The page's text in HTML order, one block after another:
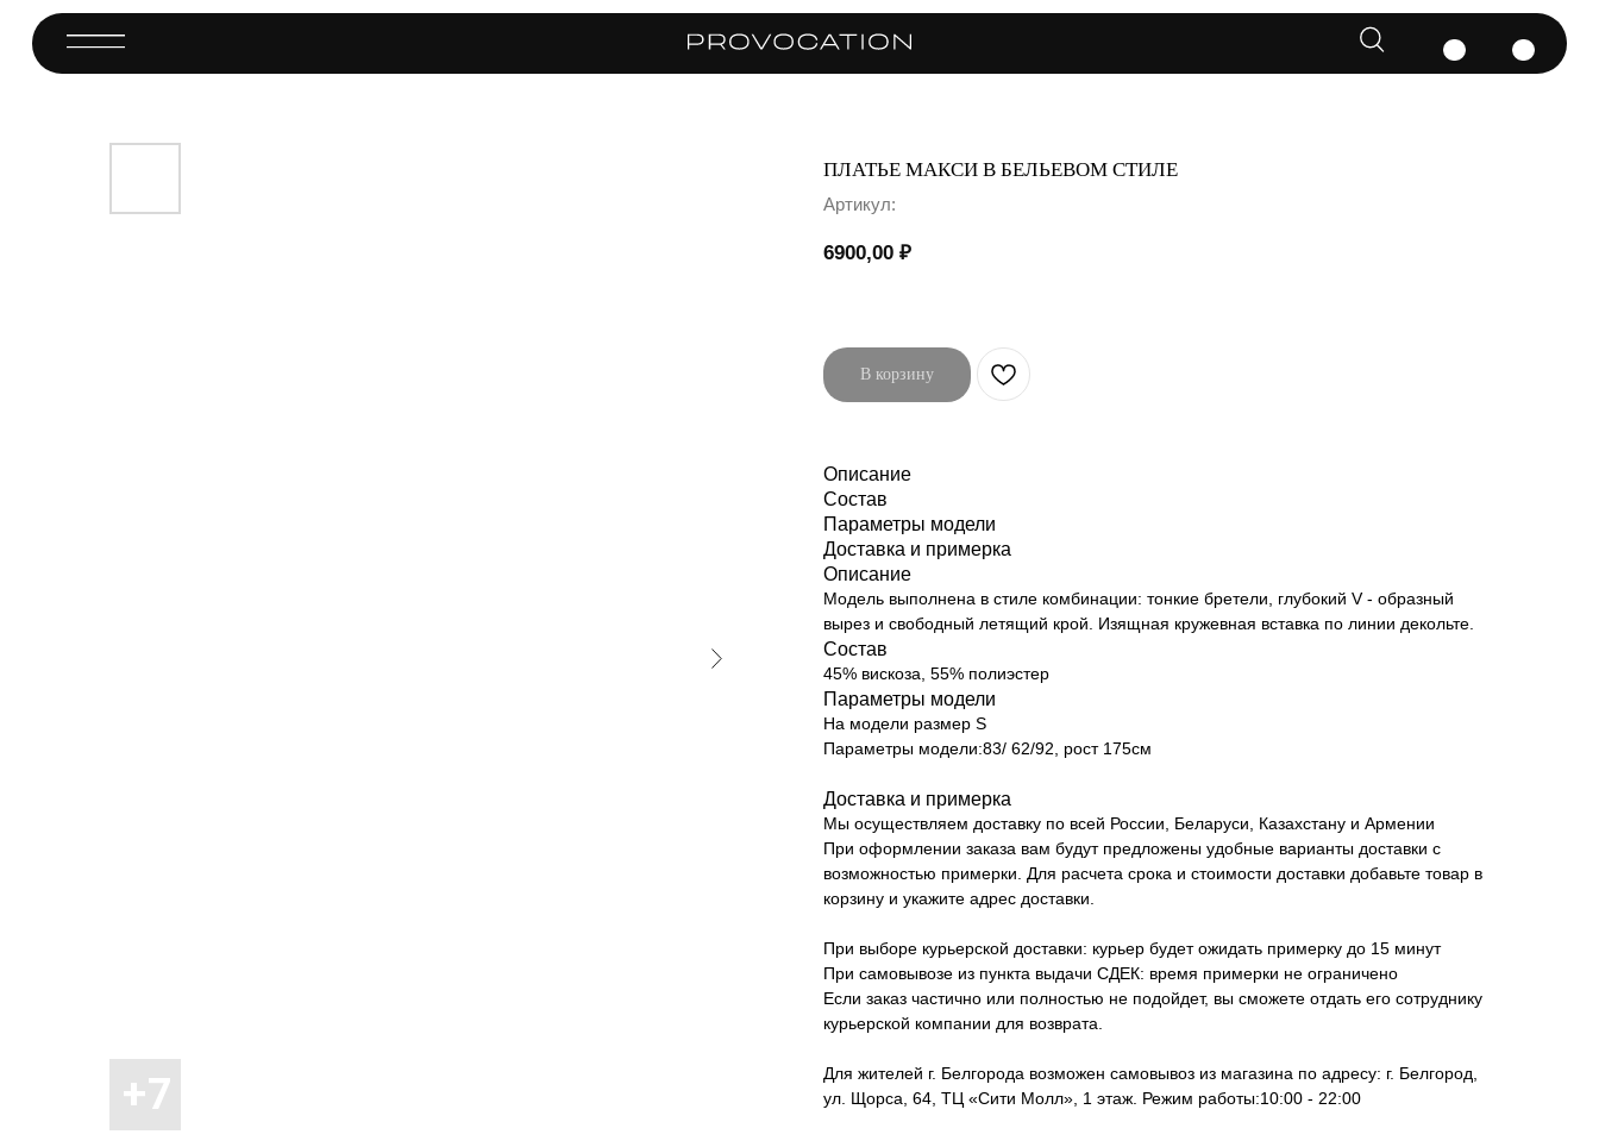
ПЛАТЬЕ МАКСИ В БЕЛЬЕВОМ СТИЛЕ
Артикул:
6900,00 ₽
В корзину
Описание
Состав
Параметры модели
Доставка и примерка
Описание
Модель выполнена в стиле комбинации: тонкие бретели, глубокий V - образный
вырез и свободный летящий крой. Изящная кружевная вставка по линии декольте.
Состав
45% вискоза, 55% полиэстер
Параметры модели
На модели размер S
Параметры модели:83/ 62/92, рост 175см
Доставка и примерка
Мы осуществляем доставку по всей России, Беларуси, Казахстану и Армении
При оформлении заказа вам будут предложены удобные варианты доставки с
возможностью примерки. Для расчета срока и стоимости доставки добавьте товар в
корзину и укажите адрес доставки.
При выборе курьерской доставки: курьер будет ожидать примерку до 15 минут
При самовывозе из пункта выдачи СДЕК: время примерки не ограничено
Если заказ частично или полностью не подойдет, вы сможете отдать его сотруднику
курьерской компании для возврата.
Для жителей г. Белгорода возможен самовывоз из магазина по адресу: г. Белгород,
ул. Щорса, 64, ТЦ «Сити Молл», 1 этаж. Режим работы:10:00 - 22:00